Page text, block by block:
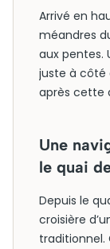
Arrivé en
méandres
aux pentes.
juste à côté
après cette
Une
le quai
Depuis le
croisière
traditionnel.